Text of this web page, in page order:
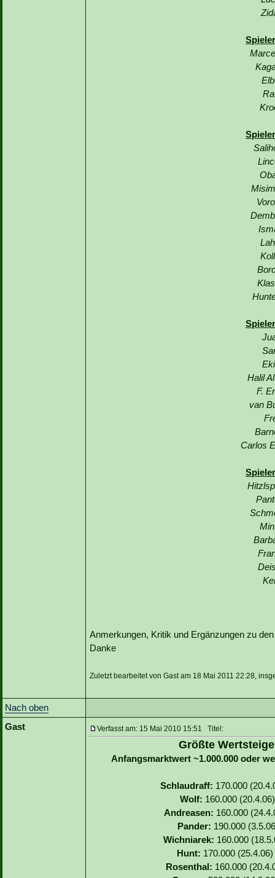
Halil
F.
van
Carlos
Anmerkungen, Kritik und Ergänzungen zu
Danke
Zuletzt bearbeitet von Gast am 18 Mai 2011 22:28,
Nach oben
Gast
Verfasst am: 15 Mai 2010 15:51 Titel:
Größte
Anfangsmarktwert ~1.000.000 oder
Schlaudraff: 170.000
Wolf: 160.000
Andreasen: 160.000
Pander: 190.000
Wichniarek: 160.000
Hunt: 170.000
Rosenthal: 160.000